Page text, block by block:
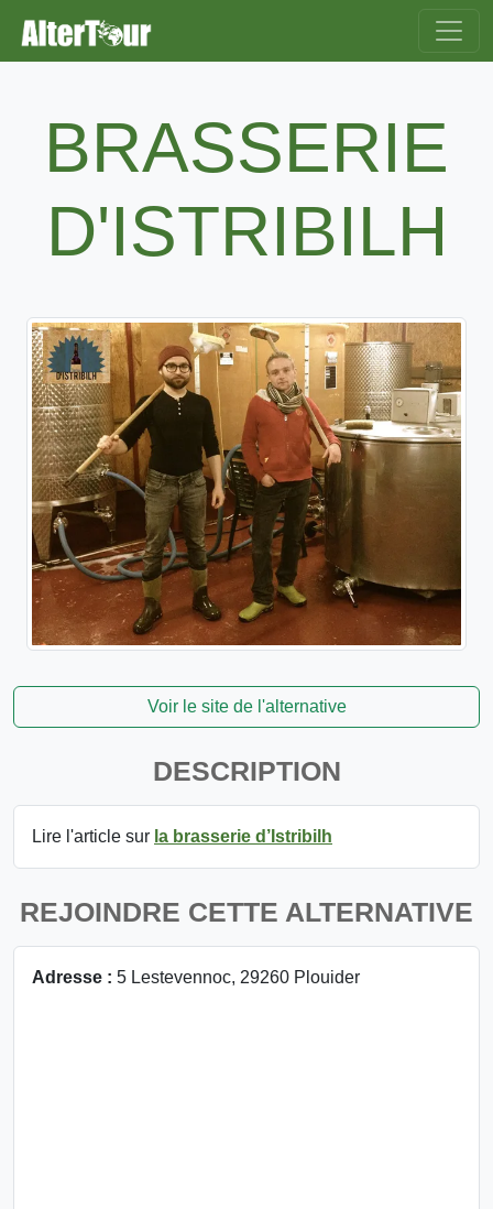
BRASSERIE
D'ISTRIBILH
Voir le site de l'alternative
DESCRIPTION
Lire l'article sur la brasserie d’Istribilh
REJOINDRE CETTE ALTERNATIVE
Adresse : 5 Lestevennoc, 29260 Plouider